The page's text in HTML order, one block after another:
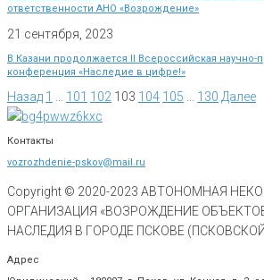
ответственности АНО «Возрождение»
21 сентября, 2023
В Казани продолжается II Всероссийская научно-
конференция «Наследие в цифре!»
Назад 1 101 102 103 104 105 130 Далее
Контакты
vozrozhdenie-pskov@mail.ru
Copyright © 2020-2023 АВТОНОМНАЯ
ОРГАНИЗАЦИЯ «ВОЗРОЖДЕНИЕ
НАСЛЕДИЯ В ГОРОДЕ ПСКОВЕ
Адрес